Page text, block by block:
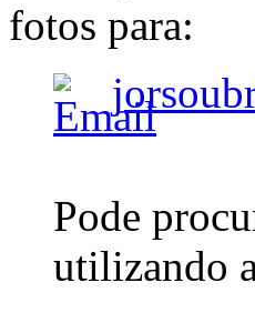
fotos para:
Pode
utilizando